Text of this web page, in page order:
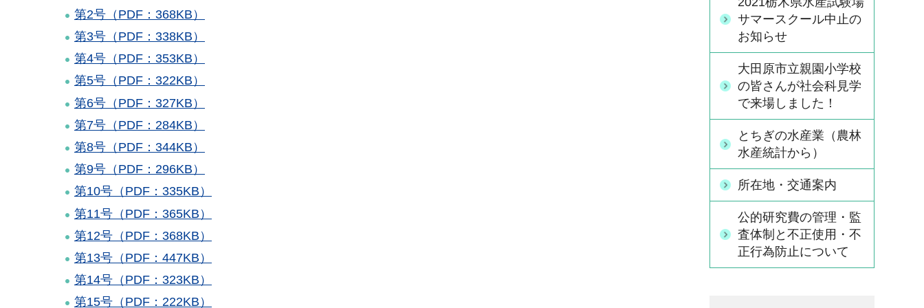
第2号（PDF：368KB）
第3号（PDF：338KB）
第4号（PDF：353KB）
第5号（PDF：322KB）
第6号（PDF：327KB）
第7号 （PDF：284KB）
第8号（PDF：344KB）
第9号（PDF：296KB）
第10号（PDF：335KB）
第11号（PDF：365KB）
第12号（PDF：368KB）
第13号（PDF：447KB）
第14号（PDF：323KB）
第15号（PDF：222KB）
サマースクール中止の
お知らせ
大田原市立親園小学校
の皆さんが社会科見学
で来場しました！
とちぎの水産業（農林
水産統計から）
所在地・交通案内
公的研究費の管理・監
査体制と不正使用・不
正行為防止について